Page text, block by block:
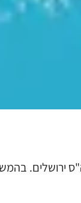
בהמשך